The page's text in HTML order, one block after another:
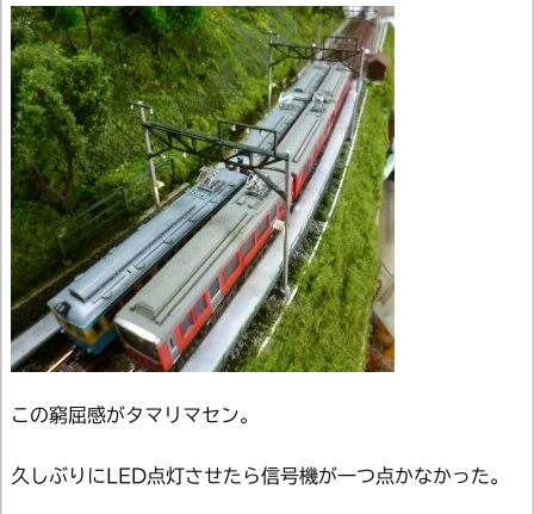
この窮屈感がタマリマセン。
久しぶりにLED点灯させたら信号機が一つ点かなかった。